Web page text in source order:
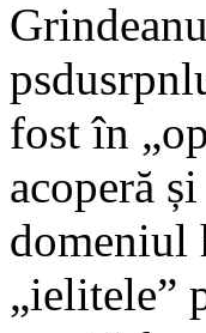
fost în
acoperă
domeniul
„ielitele”